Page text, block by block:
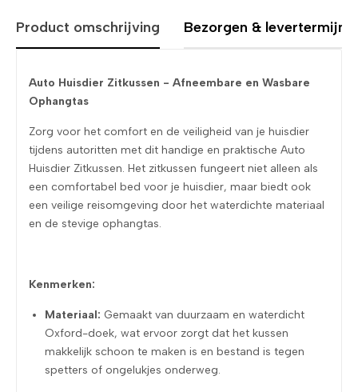
Product omschrijving Bezorgen &
Auto Huisdier Zitkussen - Afneembare en Wasbare
Ophangtas
Zorg voor het comfort en de veiligheid van je huisdier
tijdens autoritten met dit handige en praktische Auto
Huisdier Zitkussen. Het zitkussen fungeert niet alleen als
een comfortabel bed voor je huisdier, maar biedt ook
een veilige reisomgeving door het waterdichte materiaal
en de stevige ophangtas.
Kenmerken:
Materiaal: Gemaakt van duurzaam en waterdicht
Oxford-doek, wat ervoor zorgt dat het kussen
makkelijk schoon te maken is en bestand is tegen
spetters of ongelukjes onderweg.